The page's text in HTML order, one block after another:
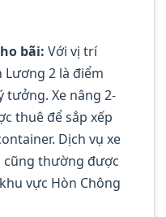
bãi: Với vị trí
Lương 2 là điểm
tưởng. Xe nâng 2-
thuê để sắp xếp
Dịch vụ xe
cũng thường được
vực Hòn Chông